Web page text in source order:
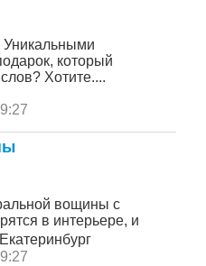
который
Хотите....
вощины с
в интерьере, и